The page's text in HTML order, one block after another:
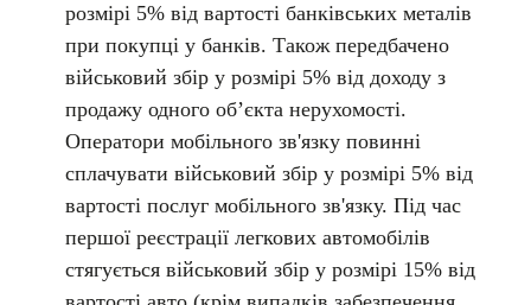
розмірі 5% від вартості банківських металів
при покупці у банків. Також передбачено
військовий збір у розмірі 5% від доходу з
продажу одного об’єкта нерухомості.
Оператори мобільного зв'язку повинні
сплачувати військовий збір у розмірі 5% від
вартості послуг мобільного зв'язку. Під час
першої реєстрації легкових автомобілів
стягується військовий збір у розмірі 15% від